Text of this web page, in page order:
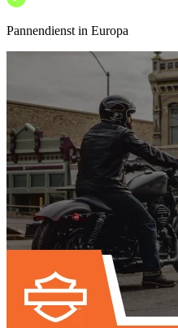
Pannendienst in Europa